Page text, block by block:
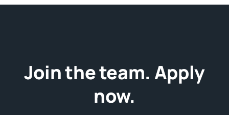
Join the team. Apply
now.